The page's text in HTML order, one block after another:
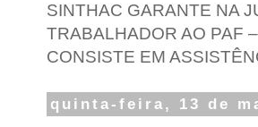
SINTHAC GARANTE NA
TRABALHADOR AO PAF
CONSISTE EM
quinta-feira, 13 de